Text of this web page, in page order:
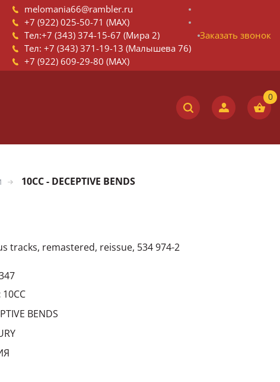
melomania66@rambler.ru
+7 (922) 025-50-71 (MAX)
Тел:+7 (343) 374-15-67 (Мира 2)
Тел: +7 (343) 371-19-13 (Малышева 76)
+7 (922) 609-29-80 (MAX)
Заказать звонок
10CC - DECEPTIVE BENDS
tracks, remastered, reissue, 534 974-2
10CC
BENDS